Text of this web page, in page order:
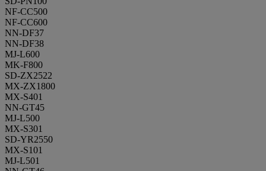
NF-CC500
NF-CC600
NN-DF37
NN-DF38
MJ-L600
MK-F800
SD-ZX2522
MX-ZX1800
MX-S401
NN-GT45
MJ-L500
MX-S301
SD-YR2550
MX-S101
MJ-L501